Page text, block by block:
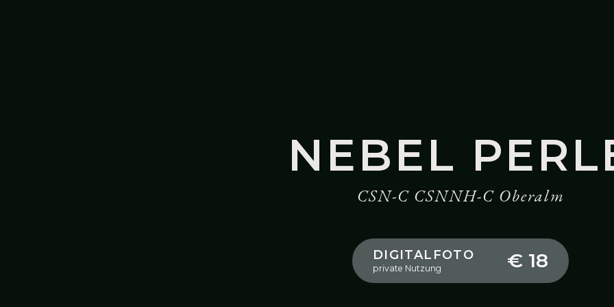
NEBEL
CSN-C CSNNH-C Oberalm
DIGITALFOTO
private Nutzung € 18